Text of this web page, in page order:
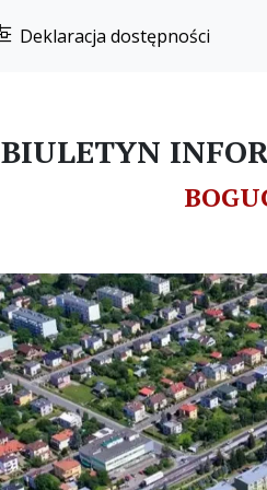
Deklaracja dostępności
BIULETYN